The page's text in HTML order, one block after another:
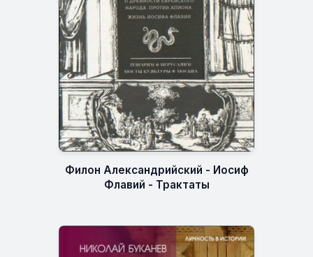
Филон Александрийский - Иосиф
Флавий - Трактаты